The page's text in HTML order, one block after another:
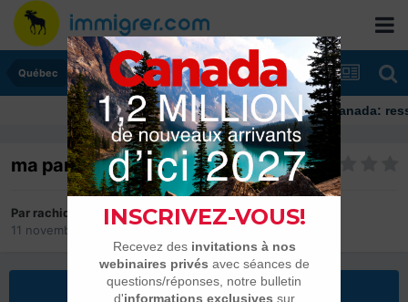
Québec
Immigrer au Canada:
ma part du gateau est la
Par rachid
11 novembre 2004
Répondre à ce sujet